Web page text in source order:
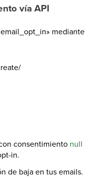
vía API
mediante
consentimiento null
in.
de baja en tus emails.